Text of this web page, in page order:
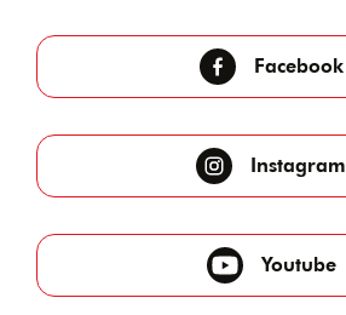
Facebook
Instagram
Youtube